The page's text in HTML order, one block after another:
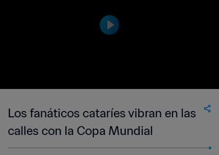
Los fanáticos cataríes vibran en las
calles con la Copa Mundial